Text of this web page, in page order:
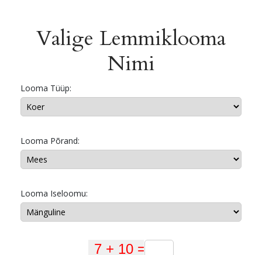
Valige Lemmiklooma
Nimi
Looma Tüüp:
Looma Põrand:
Looma Iseloomu: